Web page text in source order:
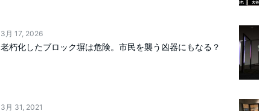
3月 17, 2026
老朽化したブロック塀は危険。市民を襲う凶器にもなる？
3月 31, 2021